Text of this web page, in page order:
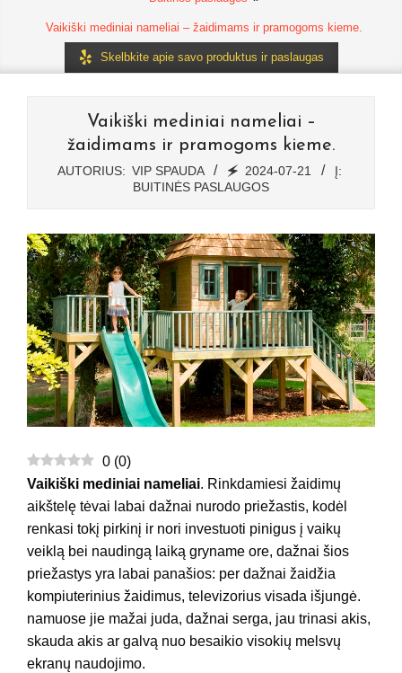
Vaikiški mediniai nameliai – žaidimams ir pramogoms kieme.
Skelbkite apie savo produktus ir paslaugas
Vaikiški mediniai nameliai –
žaidimams ir pramogoms kieme.
AUTORIUS: VIP SPAUDA 🗲 2024-07-21
Į:
BUITINĖS PASLAUGOS
0 (0)
Vaikiški mediniai nameliai. Rinkdamiesi žaidimų
aikštelę tėvai labai dažnai nurodo priežastis, kodėl
renkasi tokį pirkinį ir nori investuoti pinigus į vaikų
veiklą bei naudingą laiką gryname ore, dažnai šios
priežastys yra labai panašios: per dažnai žaidžia
kompiuterinius žaidimus, televizorius visada išjungė.
namuose jie mažai juda, dažnai serga, jau trinasi akis,
skauda akis ar galvą nuo besaikio visokių melsvų
ekranų naudojimo.